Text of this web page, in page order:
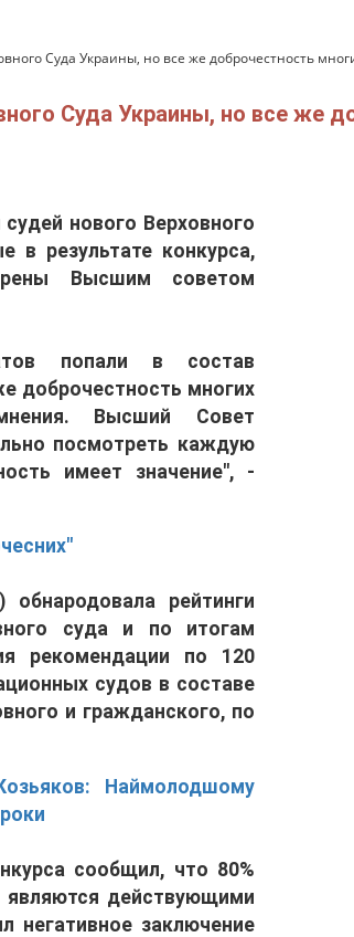
Суда Украины, но все же доброчестность
Суда Украины, но все же
нового Верховного
в результате конкурса,
Высшим советом
попали в состав
доброчестность многих
Высший Совет
посмотреть каждую
имеет значение", -
рейтинги
суда и по итогам
рекомендации по 120
судов в составе
и гражданского, по
Наймолодшому
сообщил, что 80%
являются действующими
негативное заключение